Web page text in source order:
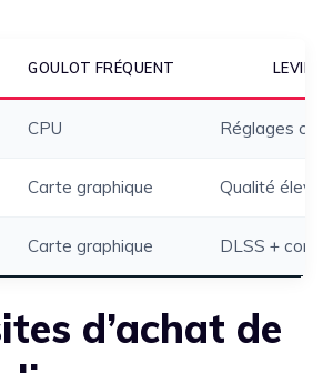
GOULOT FRÉQUENT LEVIER
CPU Réglages
Carte graphique Qualité
Carte graphique DLSS +
d’achat de